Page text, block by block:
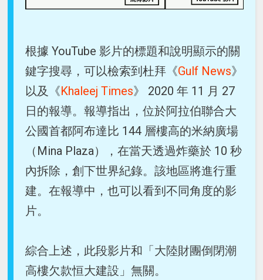
根據 YouTube 影片的標題和說明顯示的關
鍵字搜尋，可以檢索到杜拜《Gulf News》
以及《Khaleej Times》 2020 年 11 月 27
日的報導。報導指出，位於阿拉伯聯合大
公國首都阿布達比 144 層樓高的米納廣場
（Mina Plaza），在當天透過炸藥於 10 秒
內拆除，創下世界紀錄。該地區將進行重
建。在報導中，也可以看到不同角度的影
片。
綜合上述，此段影片和「大陸財團倒閉潮
高樓欠款恒大建設」無關。